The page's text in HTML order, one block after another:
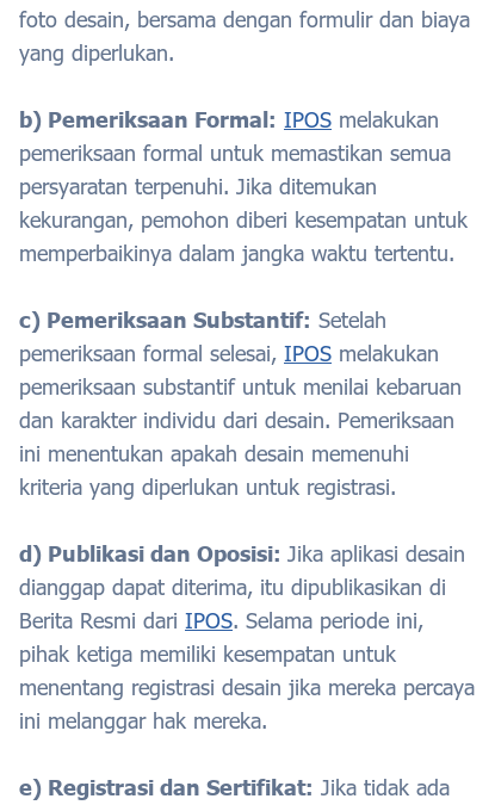
foto desain, bersama dengan formulir dan biaya
yang diperlukan.
b) Pemeriksaan Formal: IPOS melakukan
pemeriksaan formal untuk memastikan semua
persyaratan terpenuhi. Jika ditemukan
kekurangan, pemohon diberi kesempatan untuk
memperbaikinya dalam jangka waktu tertentu.
c) Pemeriksaan Substantif: Setelah
pemeriksaan formal selesai, IPOS melakukan
pemeriksaan substantif untuk menilai kebaruan
dan karakter individu dari desain. Pemeriksaan
ini menentukan apakah desain memenuhi
kriteria yang diperlukan untuk registrasi.
d) Publikasi dan Oposisi: Jika aplikasi desain
dianggap dapat diterima, itu dipublikasikan di
Berita Resmi dari IPOS. Selama periode ini,
pihak ketiga memiliki kesempatan untuk
menentang registrasi desain jika mereka percaya
ini melanggar hak mereka.
e) Registrasi dan Sertifikat: Jika tidak ada